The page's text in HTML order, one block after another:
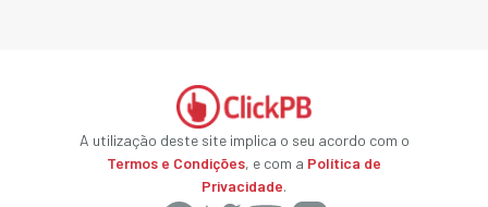
A utilização deste site implica o seu acordo com o
Termos e Condições, e com a Política de
Privacidade.